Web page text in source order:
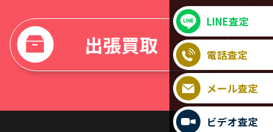
出張買取
LINE査定
電話査定
メール査定
ビデオ査定